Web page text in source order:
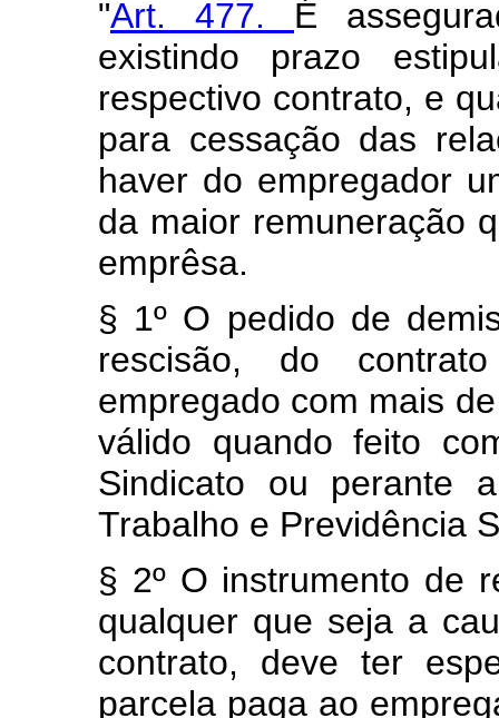
"Art. 477. É
existindo prazo
respectivo contrato, e
para cessação das
haver do empregador
da maior remuneração
emprêsa.
§ 1º O pedido de
rescisão, do
empregado com mais
válido quando feito
Sindicato ou perante
Trabalho e Previdência
§ 2º O instrumento de
qualquer que seja a
contrato, deve ter
parcela paga ao